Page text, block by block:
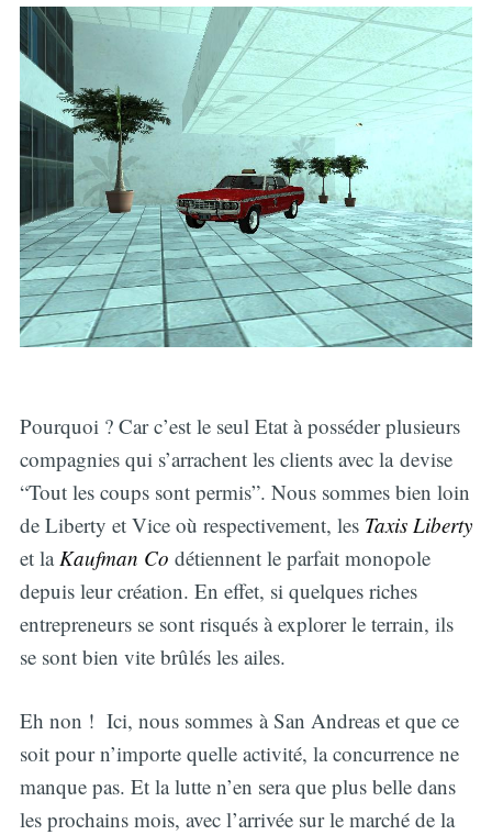
Pourquoi ? Car c’est le seul Etat à posséder plusieurs
compagnies qui s’arrachent les clients avec la devise
“Tout les coups sont permis”. Nous sommes bien loin
de Liberty et Vice où respectivement, les Taxis Liberty
et la Kaufman Co détiennent le parfait monopole
depuis leur création. En effet, si quelques riches
entrepreneurs se sont risqués à explorer le terrain, ils
se sont bien vite brûlés les ailes.
Eh non ! Ici, nous sommes à San Andreas et que ce
soit pour n’importe quelle activité, la concurrence ne
manque pas. Et la lutte n’en sera que plus belle dans
les prochains mois, avec l’arrivée sur le marché de la